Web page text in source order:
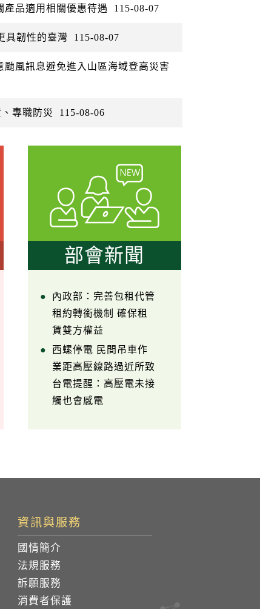
品適用相關優惠待遇 115-08-07
具韌性的臺灣 115-08-07
風訊息避免進入山區海域登高災害
專職防災 115-08-06
部會新聞
內政部：完善包租代管
租約轉銜機制 確保租
賃雙方權益
西螺停電 民間吊車作
業距高壓線路過近所致
台電提醒：高壓電未接
觸也會感電
資訊與服務
國情簡介
法規服務
訴願服務
消費者保護